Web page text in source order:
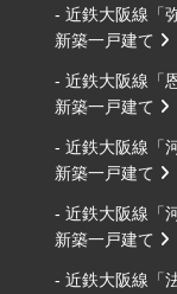
- 近鉄大阪線「
新築一戸建て
- 近鉄大阪線「
新築一戸建て
- 近鉄大阪線「
新築一戸建て
- 近鉄大阪線「
新築一戸建て
- 近鉄大阪線「